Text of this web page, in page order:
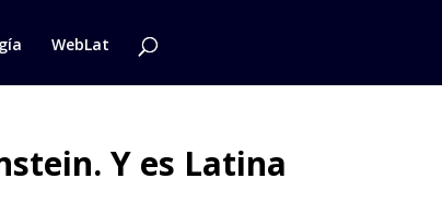
WebLat
Y es Latina